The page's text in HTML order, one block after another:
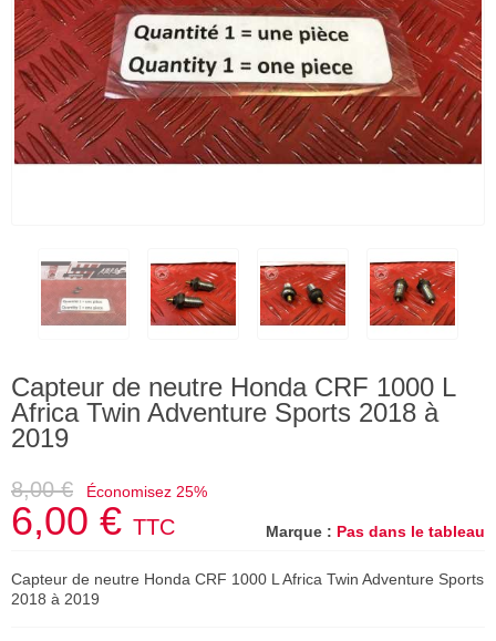
Capteur de neutre Honda CRF 1000 L
Africa Twin Adventure Sports 2018 à
2019
Marque : Pas dans le tableau
8,00 € Économisez 25%
6,00 € TTC
Capteur de neutre Honda CRF 1000 L Africa Twin Adventure Sports
2018 à 2019